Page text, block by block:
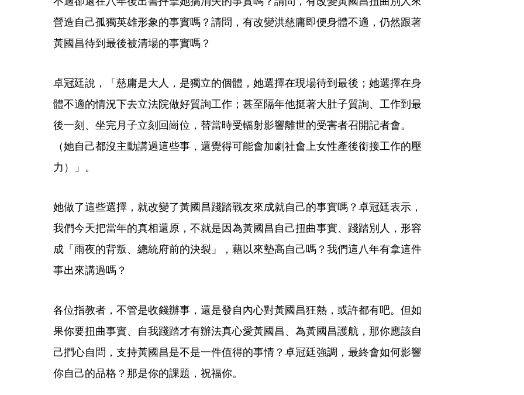
營造自己孤獨英雄形象的事實嗎？請問，有改變洪慈庸即便身體不適，仍然跟著
黃國昌待到最後被清場的事實嗎？
卓冠廷說，「慈庸是大人，是獨立的個體，她選擇在現場待到最後；她選擇在身
體不適的情況下去立法院做好質詢工作；甚至隔年他挺著大肚子質詢、工作到最
後一刻、坐完月子立刻回崗位，替當時受輻射影響離世的受害者召開記者會。
（她自己都沒主動講過這些事，還覺得可能會加劇社會上女性產後銜接工作的壓
力）」。
她做了這些選擇，就改變了黃國昌踐踏戰友來成就自己的事實嗎？卓冠廷表示，
我們今天把當年的真相還原，不就是因為黃國昌自己扭曲事實、踐踏別人，形容
成「雨夜的背叛、總統府前的決裂」，藉以來墊高自己嗎？我們這八年有拿這件
事出來講過嗎？
各位指教者，不管是收錢辦事，還是發自內心對黃國昌狂熱，或許都有吧。但如
果你要扭曲事實、自我踐踏才有辦法真心愛黃國昌、為黃國昌護航，那你應該自
己捫心自問，支持黃國昌是不是一件值得的事情？卓冠廷強調，最終會如何影響
你自己的品格？那是你的課題，祝福你。